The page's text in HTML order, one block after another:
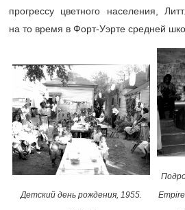
прогрессу цветного населения,
на то время в Форт-Уэрте средней
Детский день рождения, 1955.